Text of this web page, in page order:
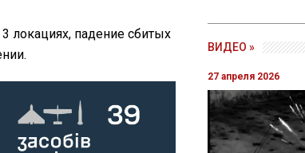
локациях, падение сбитых
ВИДЕО »
27 апреля 2026